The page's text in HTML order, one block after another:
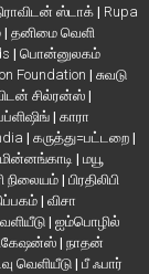
ஸ்டாக் | Rupa
| தனிமை வெளி
| பொன்னுலகம்
Foundation | சுவடு
சில்ரன்ஸ் |
| காரா
| கருத்து=பட்டறை |
மின்னங்காடி | மயூ
நிலையம் | பிரதிலிபி
| விசா
| ஐம்பொழில்
| நாதன்
வெளியீடு | பீ ஃபார்